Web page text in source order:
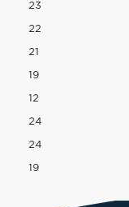
23
22
21
19
12
24
24
19